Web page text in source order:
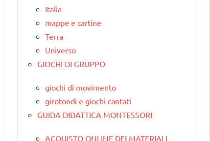
Italia
mappe e cartine
Terra
Universo
GIOCHI DI GRUPPO
giochi di movimento
girotondi e giochi cantati
GUIDA DIDATTICA MONTESSORI
ACQUISTO ONLINE DEI MATERIALI